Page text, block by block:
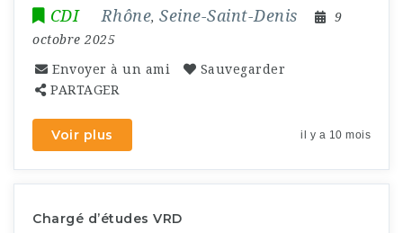
CDI Rhône, Seine-Saint-Denis
9
octobre 2025
Envoyer à un ami
Sauvegarder
PARTAGER
Voir plus il y a 10 mois
Chargé d’études VRD